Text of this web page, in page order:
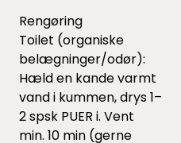
Rengøring
Toilet (organiske
belægninger/odør):
Hæld en kande varmt
vand i kummen, drys 1–
2 spsk PUER i. Vent
min. 10 min (gerne